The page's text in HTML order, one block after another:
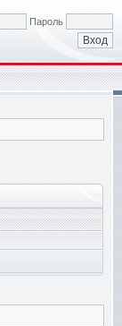
Пароль